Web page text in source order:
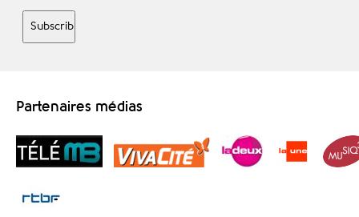
Partenaires médias